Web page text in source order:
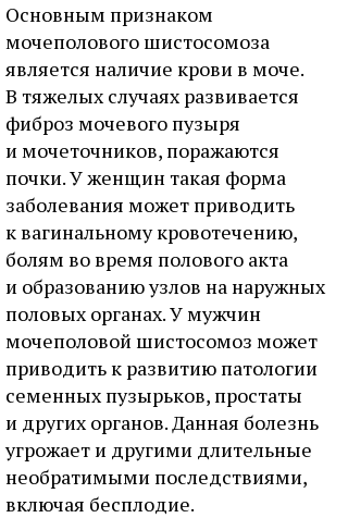
Основным признаком
мочеполового шистосомоза
является наличие крови в моче.
В тяжелых случаях развивается
фиброз мочевого пузыря
и мочеточников, поражаются
почки. У женщин такая форма
заболевания может приводить
к вагинальному кровотечению,
болям во время полового акта
и образованию узлов на наружных
половых органах. У мужчин
мочеполовой шистосомоз может
приводить к развитию патологии
семенных пузырьков, простаты
и других органов. Данная болезнь
угрожает и другими длительные
необратимыми последствиями,
включая бесплодие.